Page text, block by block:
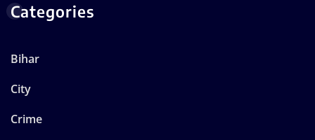
Categories
Bihar
City
Crime